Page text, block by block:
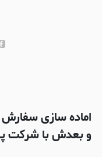
و بعدش با شرکت